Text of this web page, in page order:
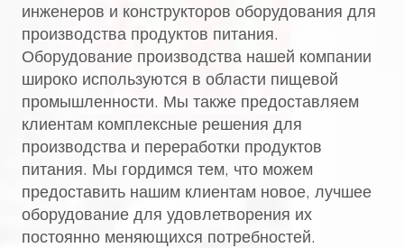
инженеров и конструкторов оборудования для
производства продуктов питания.
Оборудование производства нашей компании
широко используются в области пищевой
промышленности. Мы также предоставляем
клиентам комплексные решения для
производства и переработки продуктов
питания. Мы гордимся тем, что можем
предоставить нашим клиентам новое, лучшее
оборудование для удовлетворения их
постоянно меняющихся потребностей.